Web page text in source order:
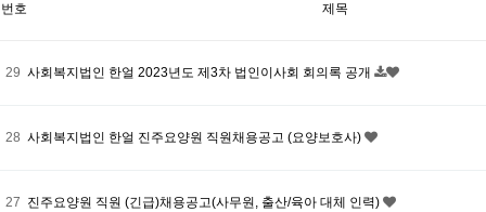
번호 제목
29 사회복지법인 한얼 2023년도 제3차 법인이사회 회의록 공개
28 사회복지법인 한얼 진주요양원 직원채용공고 (요양보호사)
27 진주요양원 직원 (긴급)채용공고(사무원, 출산/육아 대체 인력)